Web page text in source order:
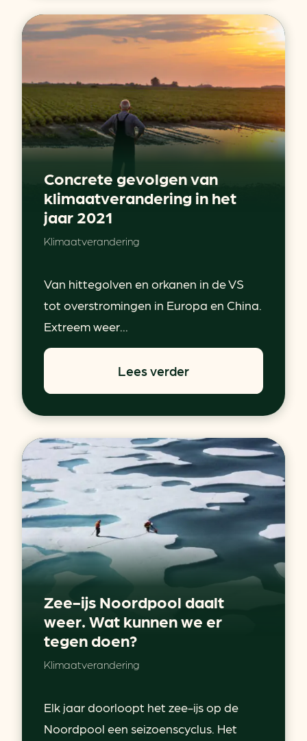
Concrete gevolgen van
klimaatverandering in het
jaar 2021
Klimaatverandering
Van hittegolven en orkanen in de VS
tot overstromingen in Europa en China.
Extreem weer...
Lees verder
Zee-ijs Noordpool daalt
weer. Wat kunnen we er
tegen doen?
Klimaatverandering
Elk jaar doorloopt het zee-ijs op de
Noordpool een seizoenscyclus. Het